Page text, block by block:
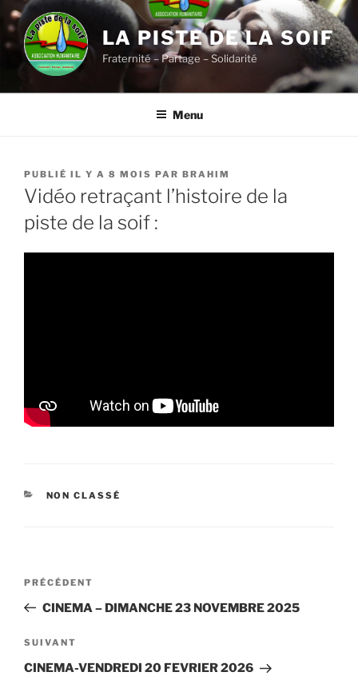
Aller
au
contenu
principal
LA PISTE DE LA SOIF
Fraternité – Partage – Solidarité
Menu
PUBLIÉ
LE
PUBLIÉ IL Y A 8 MOIS PAR BRAHIM
Vidéo retraçant l’histoire de la
piste de la soif :
CATÉGORIES
NON CLASSÉ
Navigation
l’article
Article
précédent
PRÉCÉDENT
CINEMA – DIMANCHE 23 NOVEMBRE 2025
Article
suivant
SUIVANT
CINEMA-VENDREDI 20 FEVRIER 2026